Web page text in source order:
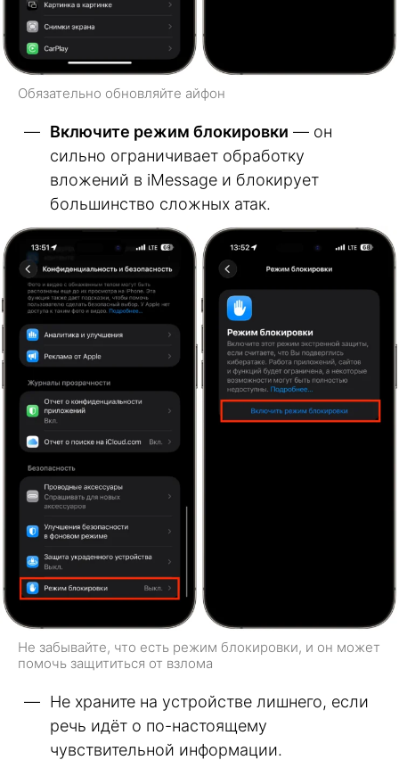
Обязательно обновляйте айфон
Включите режим блокировки — он
сильно ограничивает обработку
вложений в iMessage и блокирует
большинство сложных атак.
Не забывайте, что есть режим блокировки, и он может
помочь защититься от взлома
Не храните на устройстве лишнего, если
речь идёт о по-настоящему
чувствительной информации.